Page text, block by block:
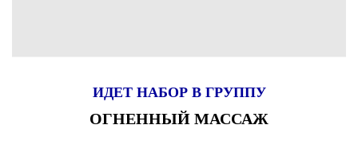
ИДЕТ НАБОР В ГРУППУ
ОГНЕННЫЙ МАССАЖ